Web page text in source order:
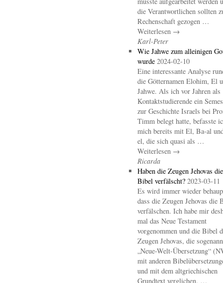
die Verantwortlichen sollten
Rechenschaft gezogen …
Weiterlesen →
Karl-Peter
Wie Jahwe zum alleinigen
wurde 2024-02-10
Eine interessante Analyse
die Götternamen Elohim, El
Jahwe. Als ich vor Jahren als
Kontaktstudierende ein
zur Geschichte Israels bei
Timm belegt hatte, befasste
mich bereits mit El, Ba-al
el, die sich quasi als …
Weiterlesen →
Ricarda
Haben die Zeugen Jehovas die
Bibel verfälscht? 2023-03-11
Es wird immer wieder
dass die Zeugen Jehovas die
verfälschen. Ich habe mir
mal das Neue Testament
vorgenommen und die Bibel
Zeugen Jehovas, die
„Neue-Welt-Übersetzung“
mit anderen
und mit dem altgriechischen
Grundtext verglichen. …